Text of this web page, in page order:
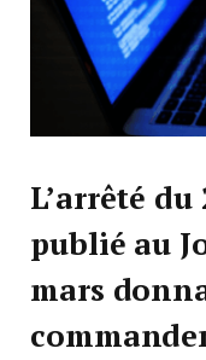
L’arrêté
publié au
mars